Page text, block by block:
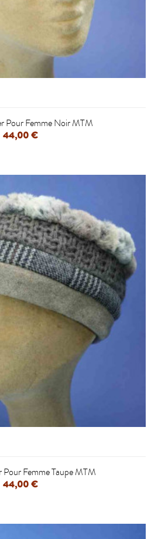
Pour Femme Noir MTM
44,00 €
Pour Femme Taupe MTM
44,00 €